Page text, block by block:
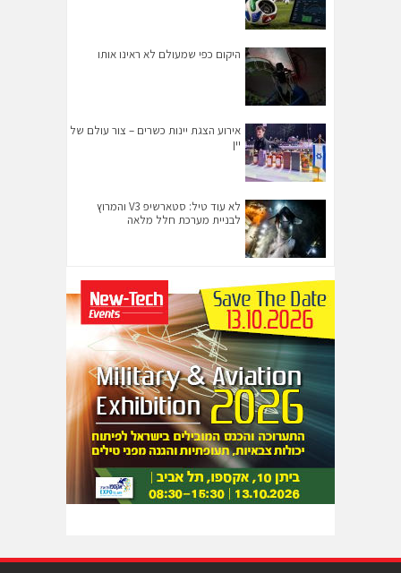
היקום כפי שמעולם לא ראינו אותו
אירוע הצגת יינות כשרים – צור עולם של
יין
לא עוד טיל: סטארשיפ V3 והמרוץ
לבניית מערכת חלל מלאה